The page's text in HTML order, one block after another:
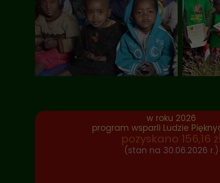
w roku 2026
program wsparli Ludzie
pozyskano 156,16
(stan na 30.06.2026 r.)